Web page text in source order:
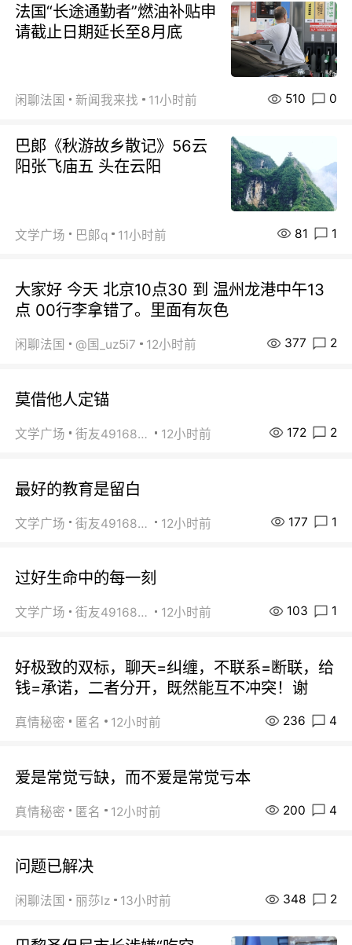
法国“长途通勤者”燃油补贴申
请截止日期延长至8月底
闲聊法国 新闻我来找 11小时前 510 0
巴郞《秋游故乡散记》56云
阳张飞庙五 头在云阳
文学广场 巴郞q 11小时前 81 1
大家好 今天 北京10点30 到 温州龙港中午13
点 00行李拿错了。里面有灰色
闲聊法国 @国_uz5i7 12小时前 377 2
莫借他人定锚
文学广场 街友49168527 12小时前 172 2
最好的教育是留白
文学广场 街友49168527 12小时前 177 1
过好生命中的每一刻
文学广场 街友49168527 12小时前 103 1
好极致的双标，聊天=纠缠，不联系=断联，给
钱=承诺，二者分开，既然能互不冲突！谢
真情秘密 匿名 12小时前 236 4
爱是常觉亏缺，而不爱是常觉亏本
真情秘密 匿名 12小时前 200 4
问题已解决
闲聊法国 丽莎lz 13小时前 348 2